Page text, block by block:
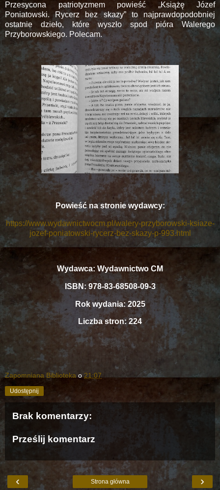
Przesycona patriotyzmem powieść „Książę Józef
Poniatowski. Rycerz bez skazy” to najprawdopodobniej
ostatnie dzieło, które wyszło spod pióra Walerego
Przyborowskiego. Polecam.
Powieść na stronie wydawcy:
https://www.wydawnictwocm.pl/walery-przyborowski-ksiaze-
jozef-poniatowski-rycerz-bez-skazy-p-993.html
Wydawca: Wydawnictwo CM
ISBN: 978-83-68508-09-3
Rok wydania: 2025
Liczba stron: 224
Zapomniana Biblioteka o 21:07
Udostępnij
Brak komentarzy:
Prześlij komentarz
‹ ›
Strona główna